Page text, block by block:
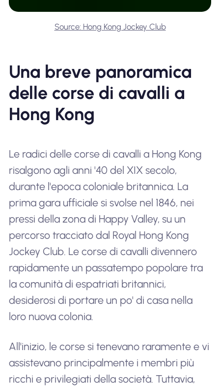
Source: Hong Kong Jockey Club
Una breve panoramica
delle corse di cavalli a
Hong Kong
Le radici delle corse di cavalli a Hong Kong
risalgono agli anni '40 del XIX secolo,
durante l'epoca coloniale britannica. La
prima gara ufficiale si svolse nel 1846, nei
pressi della zona di Happy Valley, su un
percorso tracciato dal Royal Hong Kong
Jockey Club. Le corse di cavalli divennero
rapidamente un passatempo popolare tra
la comunità di espatriati britannici,
desiderosi di portare un po' di casa nella
loro nuova colonia.
All'inizio, le corse si tenevano raramente e vi
assistevano principalmente i membri più
ricchi e privilegiati della società. Tuttavia,